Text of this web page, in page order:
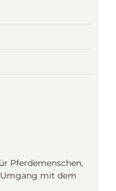
Pferdemenschen,
mit dem